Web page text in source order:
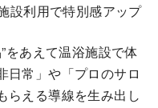
設利用で特別感アップ
をあえて温浴施設で体
日常」や「プロのサロ
らえる導線を生み出し